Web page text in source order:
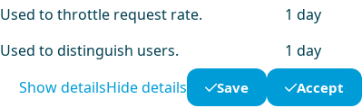
Used to throttle request rate.
1 day
Used to distinguish users.
1 day
Show detailsHide details Save Accept